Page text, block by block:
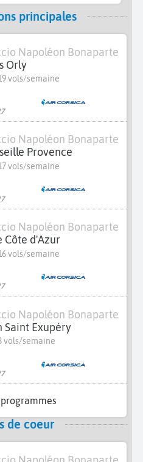
principales
Napoléon Bonaparte
Orly
vols/semaine
Napoléon Bonaparte
Provence
vols/semaine
Napoléon Bonaparte
Côte d'Azur
vols/semaine
Napoléon Bonaparte
Saint Exupéry
vols/semaine
de coeur